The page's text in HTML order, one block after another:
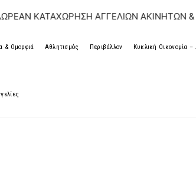
ΑΓΓΕΛΙΩΝ ΑΚΙΝΗΤΩΝ &
& Ομορφιά Αθλητισμός Περιβάλλον Κυκλική Οικονομία